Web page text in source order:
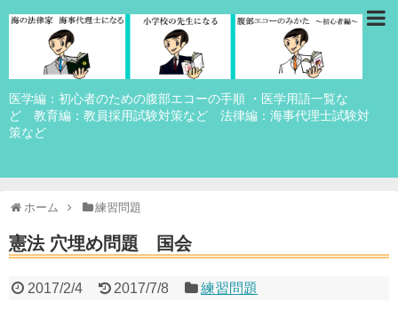
医学編：初心者のための腹部エコーの手順 ・医学用語一覧な
ど 教育編：教員採用試験対策など 法律編：海事代理士試験対
策など
ホーム 練習問題
憲法 穴埋め問題 国会
2017/2/4 2017/7/8 練習問題